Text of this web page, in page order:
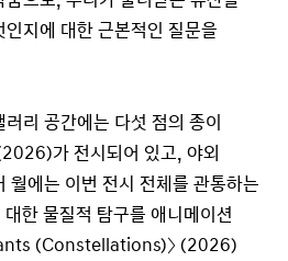
지에 대한 근본적인 질문을
리 공간에는 다섯 점의 종이
가 전시되어 있고, 야외
월에는 이번 전시 전체를 관통하는
한 물질적 탐구를 애니메이션
(Constellations)〉 (2026)